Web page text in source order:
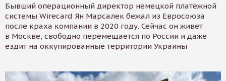
Бывший операционный директор немецкой платёжной
системы Wirecard Ян Марсалек бежал из Евросоюза
после краха компании в 2020 году. Сейчас он живёт
в Москве, свободно перемещается по России и даже
ездит на оккупированные территории Украины